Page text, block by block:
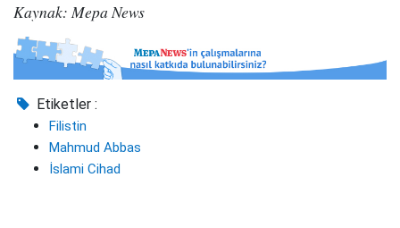
Kaynak: Mepa News
Etiketler :
Filistin
Mahmud Abbas
İslami Cihad